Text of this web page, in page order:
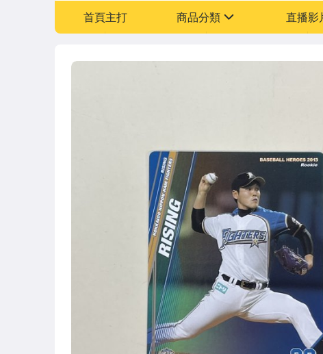
首頁主打 商品分類 直播影